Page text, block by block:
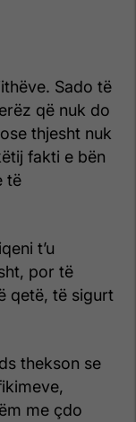
Sado të
që nuk do
thjesht nuk
fakti e bën
të
t’u
por të
qetë, të sigurt
thekson se
me çdo